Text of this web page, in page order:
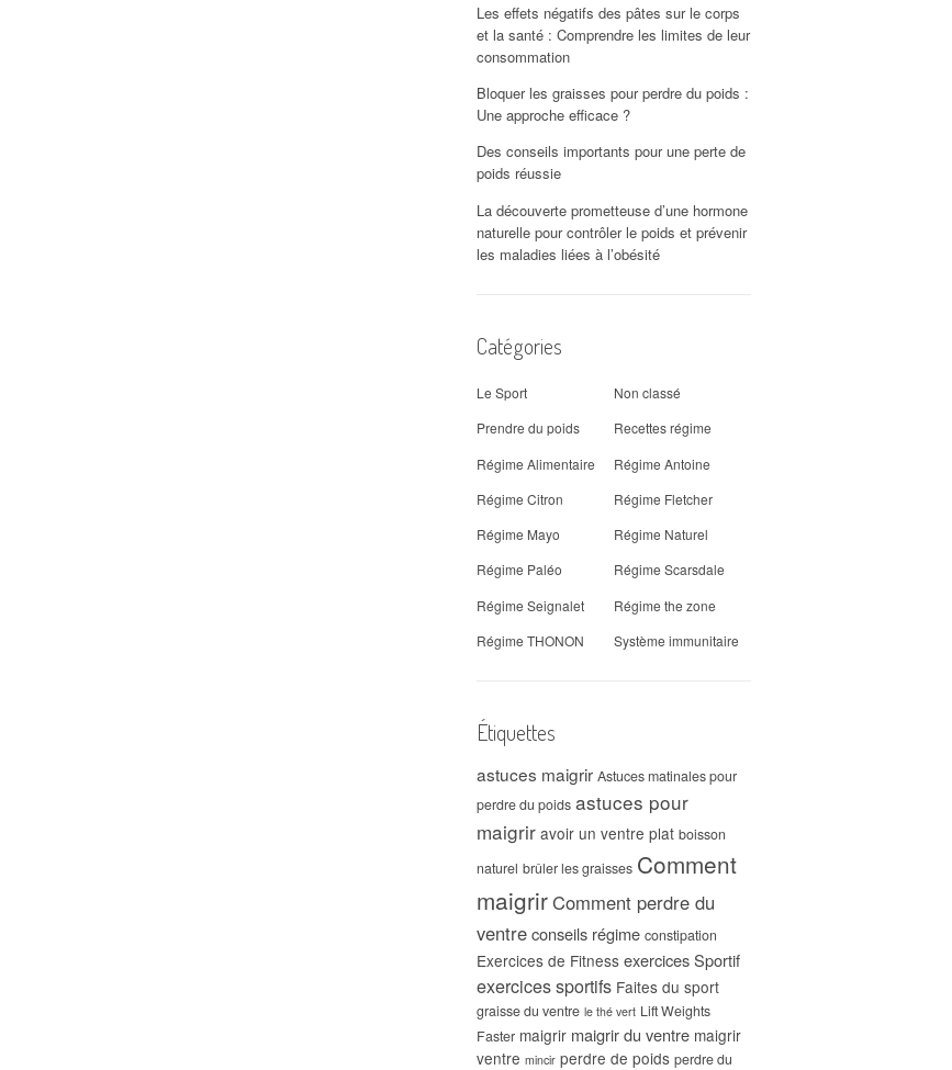
Les effets négatifs des pâtes sur le corps
et la santé : Comprendre les limites de leur
consommation
Bloquer les graisses pour perdre du poids :
Une approche efficace ?
Des conseils importants pour une perte de
poids réussie
La découverte prometteuse d’une hormone
naturelle pour contrôler le poids et prévenir
les maladies liées à l’obésité
Catégories
Le Sport
Non classé
Prendre du poids
Recettes régime
Régime Alimentaire
Régime Antoine
Régime Citron
Régime Fletcher
Régime Mayo
Régime Naturel
Régime Paléo
Régime Scarsdale
Régime Seignalet
Régime the zone
Régime THONON
Système immunitaire
Étiquettes
astuces maigrir Astuces matinales pour
perdre du poids astuces pour
maigrir avoir un ventre plat boisson
naturel brûler les graisses Comment
maigrirComment perdre du
ventreconseils régime constipation
Exercices de Fitness exercices Sportif
exercices sportifs Faites du sport
graisse du ventre le thé vert Lift Weights
Faster maigrir maigrir du ventre maigrir
ventre mincir perdre de poids perdre du